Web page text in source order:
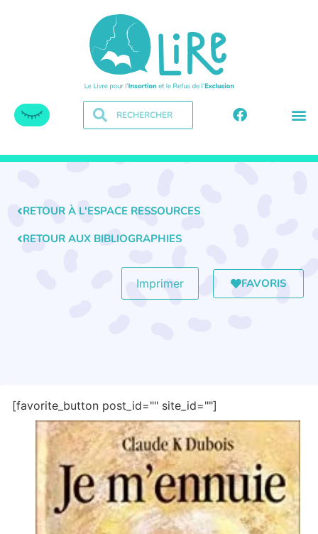
RETOUR À L'ESPACE RESSOURCES
RETOUR AUX BIBLIOGRAPHIES
Imprimer FAVORIS
[favorite_button post_id="" site_id=""]